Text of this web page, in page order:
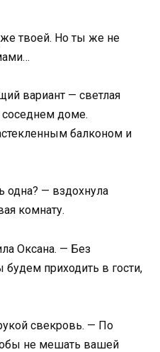
твоей. Но ты же не
вариант — светлая
соседнем доме.
балконом и
одна? — вздохнула
комнату.
Оксана. — Без
приходить в гости,
свекровь. — По
не мешать вашей